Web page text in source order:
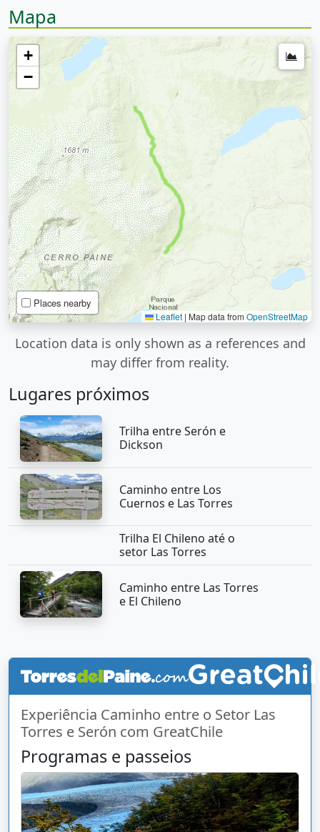
Mapa
+
−
Places nearby
Leaflet | Map data from OpenStreetMap
Location data is only shown as a references and
may differ from reality.
Lugares próximos
Trilha entre Serón e
Dickson
Caminho entre Los
Cuernos e Las Torres
Trilha El Chileno até o
setor Las Torres
Caminho entre Las Torres
e El Chileno
Experiência Caminho entre o Setor Las
Torres e Serón com GreatChile
Programas e passeios